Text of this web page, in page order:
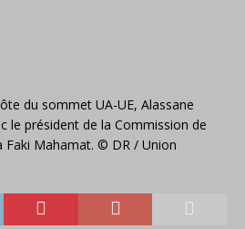
du sommet UA-UE, Alassane
le président de la Commission de
Faki Mahamat. © DR / Union